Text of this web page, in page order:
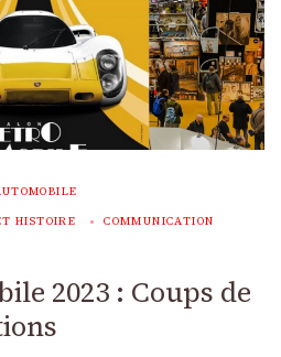
HISTOIRE COMMUNICATION
2023 : Coups de